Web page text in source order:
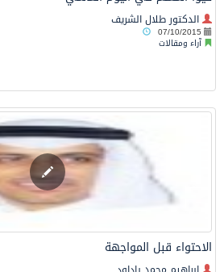
الدكتور طلال الشريف
07/10/2015
آراء ومقالات
الاحتواء قبل المواجهة